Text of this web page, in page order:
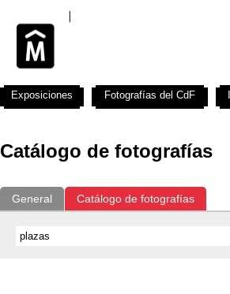
Catálogo de fotografías
General Catálogo de fotografías
Exposiciones Fotografías del CdF